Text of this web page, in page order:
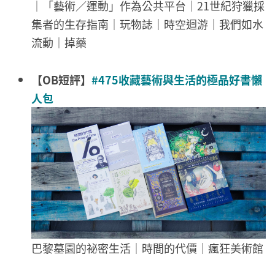
｜「藝術／運動」作為公共平台｜21世紀狩獵採
集者的生存指南｜玩物誌｜時空迴游｜我們如水
流動｜掉藥
【OB短評】 #475收藏藝術與生活的極品好書懶
人包
巴黎墓園的祕密生活｜時間的代價｜瘋狂美術館